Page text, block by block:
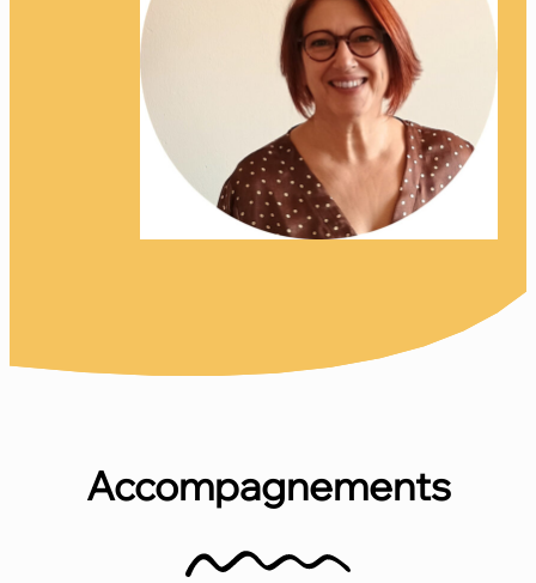
Accompagnements